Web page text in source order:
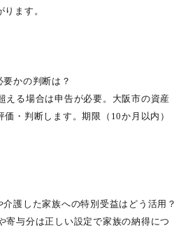
ます。
かの判断は？
る場合は申告が必要。大阪市の資産
・判断します。期限（10か月以内）
護した家族への特別受益はどう活用？
与分は正しい設定で家族の納得につ